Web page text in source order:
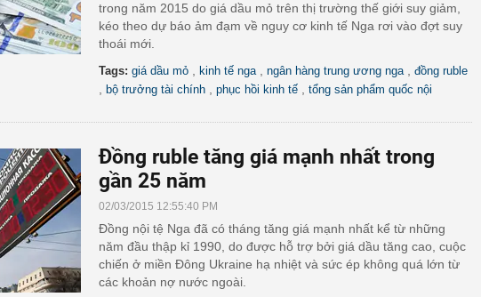
trong năm 2015 do giá dầu mỏ trên thị trường thế giới suy giảm,
kéo theo dự báo ảm đạm về nguy cơ kinh tế Nga rơi vào đợt suy
thoái mới.
Tags: giá dầu mỏ kinh tế nga ngân hàng trung ương nga đồng ruble
bộ trưởng tài chính phục hồi kinh tế tổng sản phẩm quốc nội
Đồng ruble tăng giá mạnh nhất trong
gần 25 năm
02/03/2015 12:55:40 PM
Đồng nội tệ Nga đã có tháng tăng giá mạnh nhất kể từ những
năm đầu thập kỉ 1990, do được hỗ trợ bởi giá dầu tăng cao, cuộc
chiến ở miền Đông Ukraine hạ nhiệt và sức ép không quá lớn từ
các khoản nợ nước ngoài.